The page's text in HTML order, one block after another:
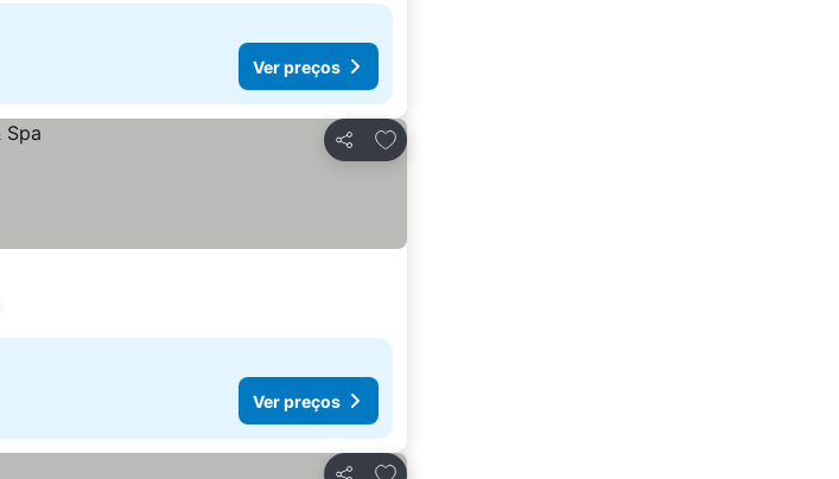
Ver preços
Partilhar
Adicionar aos favoritos
Ver preços
Adicionar aos favoritos